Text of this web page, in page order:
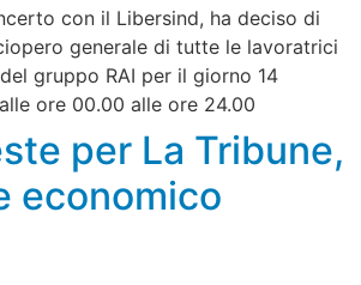
con il Libersind, ha deciso di
generale di tutte le lavoratrici
gruppo RAI per il giorno 14
ore 00.00 alle ore 24.00
per La Tribune,
economico